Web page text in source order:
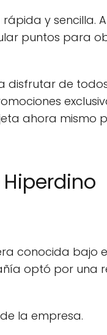
y sencilla.
puntos para
disfrutar de
ahora mismo
conocida bajo
optó por una
la empresa.